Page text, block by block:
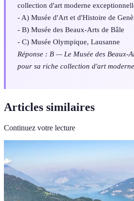
collection d'art moderne
- A) Musée d'Art et d'Histoire de
- B) Musée des Beaux-Arts de Bâle
- C) Musée Olympique, Lausanne
Réponse : B — Le Musée des Beaux-
pour sa riche collection d'art
Articles similaires
Continuez votre lecture